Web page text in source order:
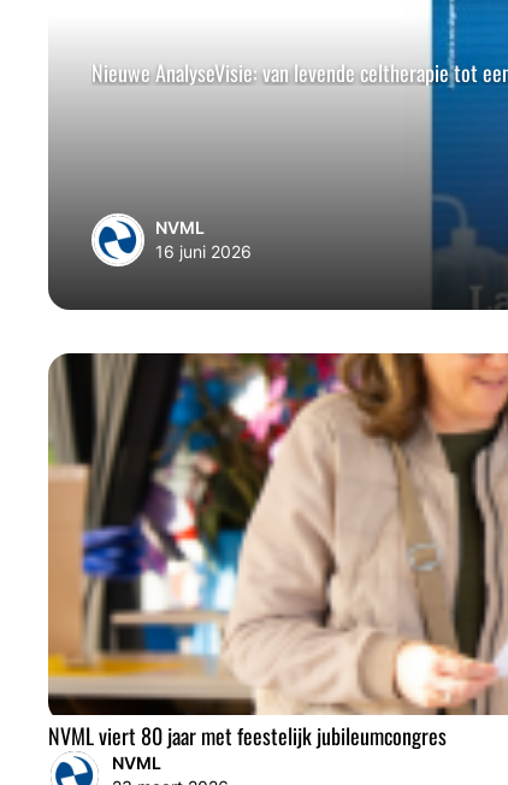
Nieuwe AnalyseVisie: van levende celtherapie tot
NVML
16 juni 2026
NVML viert 80 jaar met feestelijk jubileumcongres
NVML